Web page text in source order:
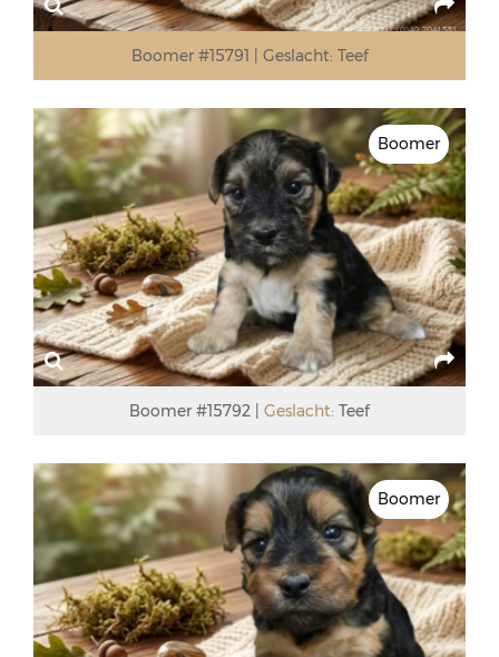
Boomer #15791 Geslacht: Teef
Boomer
Boomer #15792 Geslacht: Teef
Boomer